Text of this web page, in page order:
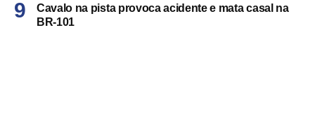
Cavalo na pista provoca acidente e mata casal na
BR-101